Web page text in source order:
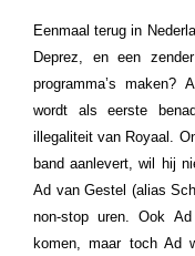
Eenmaal terug in
Deprez, en een
programma’s maken?
wordt als eerste
illegaliteit van Royaal. O
band aanlevert, wil hij
Ad van Gestel (alias
non-stop uren. Ook
komen, maar toch Ad